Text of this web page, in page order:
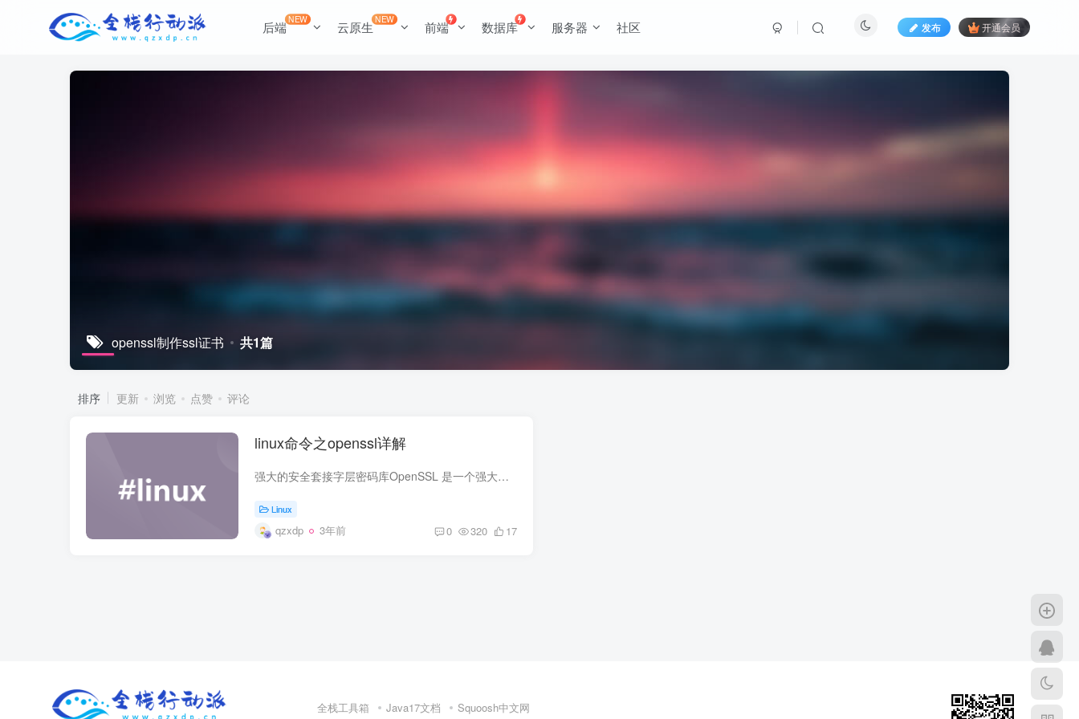
后端NEW 云原生NEW 前端 数据库 服务器 社区 发布 开通会员
openssl制作ssl证书 共1篇
排序 更新 浏览 点赞 评论
linux命令之openssl详解
强大的安全套接字层密码库OpenSSL 是一个强大的安全套接字层密码库，囊括主要的密码算法、常用的密钥和证书封装管理功能及SSL协议，并提供丰富的应用程序供测试或其它目的使用
Linux
qzxdp 3年前 0 320 17
全栈工具箱 Java17文档 Squoosh中文网